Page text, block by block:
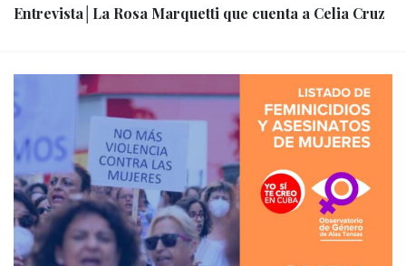
Entrevista│La Rosa Marquetti que cuenta a Celia Cruz